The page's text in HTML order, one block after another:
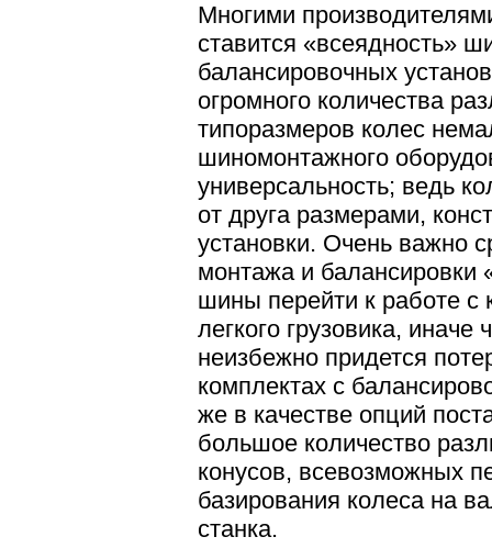
Многими
ставится «всеядность»
балансировочных
огромного количества
типоразмеров колес
шиномонтажного
универсальность; ведь
от друга размерами,
установки. Очень важно
монтажа и балансировки
шины перейти к работе с
легкого грузовика, иначе
неизбежно придется
комплектах c
же в качестве опций
большое количество
конусов, всевозможных
базирования колеса на
станка.